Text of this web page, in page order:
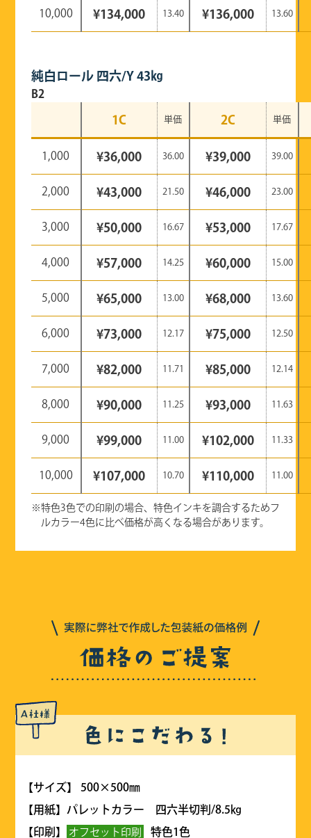
10,000 ¥134,000 13.40 ¥136,000 13.60
純白ロール 四六/Y 43㎏
B2
1C 単価 2C 単価
1,000 ¥36,000 36.00 ¥39,000 39.00
2,000 ¥43,000 21.50 ¥46,000 23.00
3,000 ¥50,000 16.67 ¥53,000 17.67
4,000 ¥57,000 14.25 ¥60,000 15.00
5,000 ¥65,000 13.00 ¥68,000 13.60
6,000 ¥73,000 12.17 ¥75,000 12.50
7,000 ¥82,000 11.71 ¥85,000 12.14
8,000 ¥90,000 11.25 ¥93,000 11.63
9,000 ¥99,000 11.00 ¥102,000 11.33
10,000 ¥107,000 10.70 ¥110,000 11.00
※特色3色での印刷の場合、特色インキを調合するためフ
ルカラー4色に比べ価格が高くなる場合があります。
【サイズ】 500×500㎜
【用紙】パレットカラー 四六半切判/8.5㎏
【印刷】
オフセット印刷 特色1色